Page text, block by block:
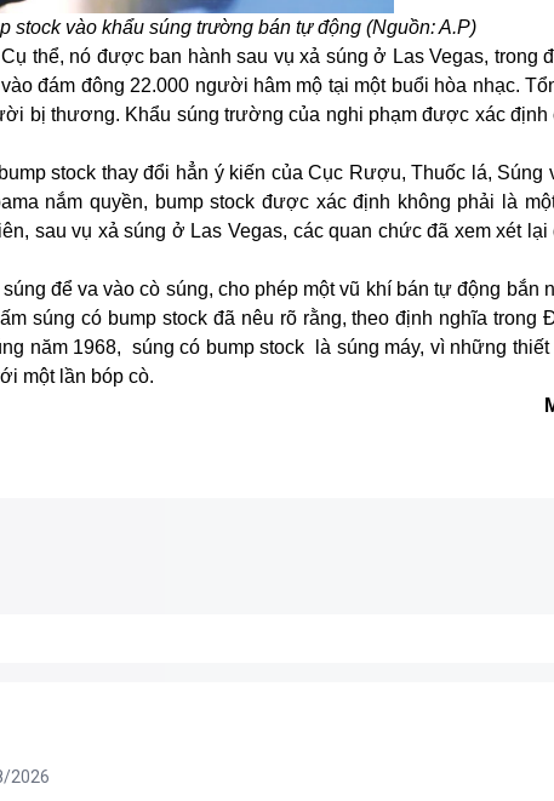
stock vào khẩu súng trường bán tự động (Nguồn: A.P)
thể, nó được ban hành sau vụ xả súng ở Las Vegas, trong
đám đông 22.000 người hâm mộ tại một buổi hòa nhạc.
bị thương. Khẩu súng trường của nghi phạm được xác định
stock thay đổi hẳn ý kiến của Cục Rượu, Thuốc lá, Súng
nắm quyền, bump stock được xác định không phải là
sau vụ xả súng ở Las Vegas, các quan chức đã xem xét lại
để va vào cò súng, cho phép một vũ khí bán tự động bắn
súng có bump stock đã nêu rõ rằng, theo định nghĩa trong
năm 1968, súng có bump stock
là súng máy, vì những
một lần bóp cò.
2026